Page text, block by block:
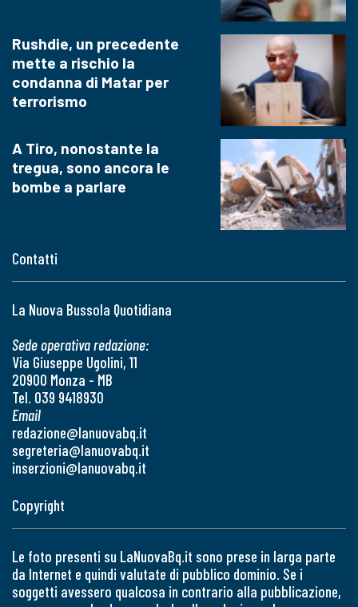
Contatti
La Nuova Bussola Quotidiana
Sede operativa redazione:
Via Giuseppe Ugolini, 11
20900 Monza - MB
Tel. 039 9418930
Email
redazione@lanuovabq.it
segreteria@lanuovabq.it
inserzioni@lanuovabq.it
Rushdie, un precedente
mette a rischio la
condanna di Matar per
terrorismo
A Tiro, nonostante la
tregua, sono ancora le
bombe a parlare
Copyright
Le foto presenti su LaNuovaBq.it sono prese in larga parte
da Internet e quindi valutate di pubblico dominio. Se i
soggetti avessero qualcosa in contrario alla pubblicazione,